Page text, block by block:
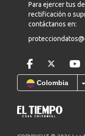
Para ejercer tus
rectificación o
contáctanos en:
Colombia